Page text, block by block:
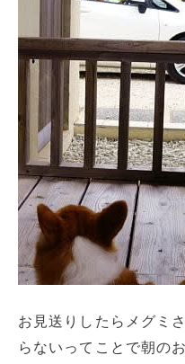
お見送りしたらメグミ
らないってことで朝の